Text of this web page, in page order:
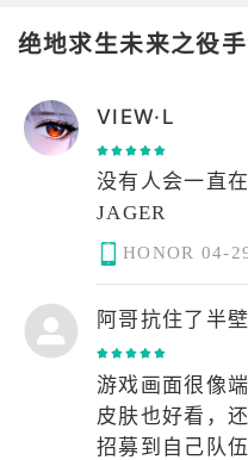
绝地求生未来之役
VIEW·L
没有人会一直
JAGER
HONOR 04-
阿哥抗住了半
游戏画面很像
皮肤也好看，
招募到自己队